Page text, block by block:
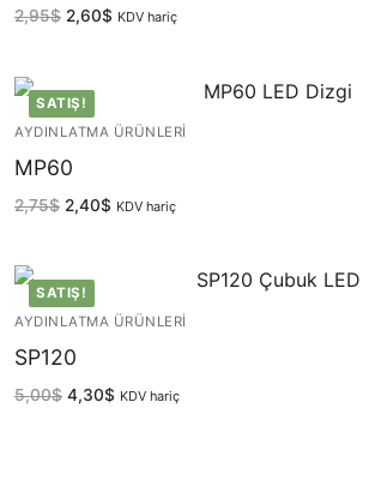
2,95$ 2,60$ KDV hariç
SATIŞ!
AYDINLATMA ÜRÜNLERI
MP60
2,75$ 2,40$ KDV hariç
SATIŞ!
AYDINLATMA ÜRÜNLERI
SP120
5,00$ 4,30$ KDV hariç